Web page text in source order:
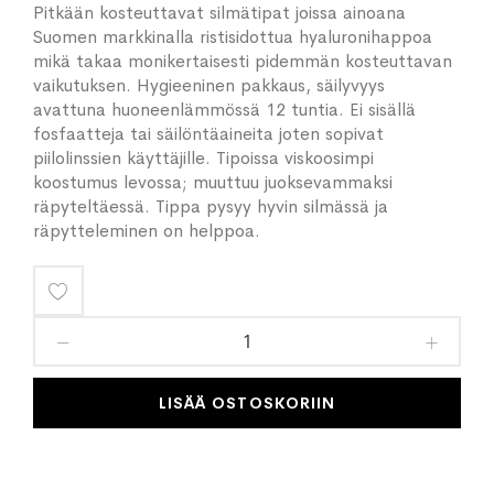
Pitkään kosteuttavat silmätipat joissa ainoana
Suomen markkinalla ristisidottua hyaluronihappoa
mikä takaa monikertaisesti pidemmän kosteuttavan
vaikutuksen. Hygieeninen pakkaus, säilyvyys
avattuna huoneenlämmössä 12 tuntia. Ei sisällä
fosfaatteja tai säilöntäaineita joten sopivat
piilolinssien käyttäjille. Tipoissa viskoosimpi
koostumus levossa; muuttuu juoksevammaksi
räpyteltäessä. Tippa pysyy hyvin silmässä ja
räpytteleminen on helppoa.
toivelistaan
LISÄÄ OSTOSKORIIN